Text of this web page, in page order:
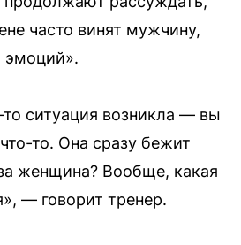
часто винят мужчину,
эмоций».
то ситуация возникла — вы
то. Она сразу бежит
женщина? Вообще, какая
— говорит тренер.